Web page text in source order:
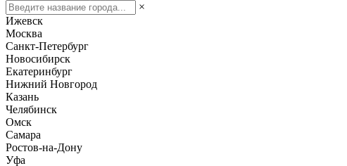
×
Ижевск
Москва
Санкт-Петербург
Новосибирск
Екатеринбург
Нижний Новгород
Казань
Челябинск
Омск
Самара
Ростов-на-Дону
Уфа